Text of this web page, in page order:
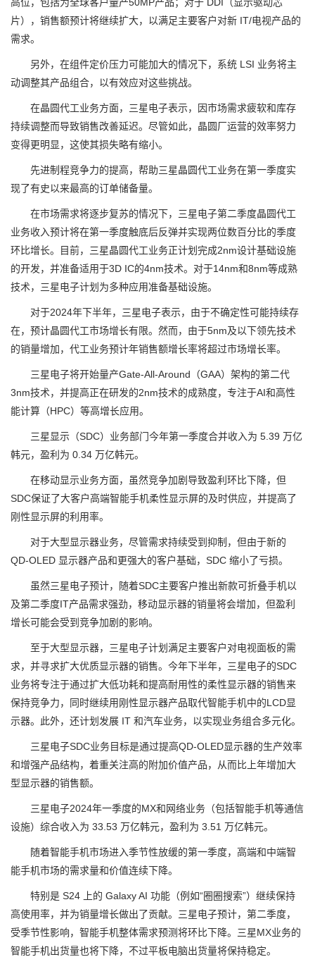
片），销售额预计将继续扩大，以满足主要客户对新 IT/电视产品的
需求。
另外，在组件定价压力可能加大的情况下，系统 LSI 业务将主
动调整其产品组合，以有效应对这些挑战。
在晶圆代工业务方面，三星电子表示，因市场需求疲软和库存
持续调整而导致销售改善延迟。尽管如此，晶圆厂运营的效率努力
变得更明显，这使其损失略有缩小。
先进制程竞争力的提高，帮助三星晶圆代工业务在第一季度实
现了有史以来最高的订单储备量。
在市场需求将逐步复苏的情况下，三星电子第二季度晶圆代工
业务收入预计将在第一季度触底后反弹并实现两位数百分比的季度
环比增长。目前，三星晶圆代工业务正计划完成2nm设计基础设施
的开发，并准备适用于3D IC的4nm技术。对于14nm和8nm等成熟
技术，三星电子计划为多种应用准备基础设施。
对于2024年下半年，三星电子表示，由于不确定性可能持续存
在，预计晶圆代工市场增长有限。然而，由于5nm及以下领先技术
的销量增加，代工业务预计年销售额增长率将超过市场增长率。
三星电子将开始量产Gate-All-Around（GAA）架构的第二代
3nm技术，并提高正在研发的2nm技术的成熟度，专注于AI和高性
能计算（HPC）等高增长应用。
三星显示（SDC）业务部门今年第一季度合并收入为 5.39 万亿
韩元，盈利为 0.34 万亿韩元。
在移动显示业务方面，虽然竞争加剧导致盈利环比下降，但
SDC保证了大客户高端智能手机柔性显示屏的及时供应，并提高了
刚性显示屏的利用率。
对于大型显示器业务，尽管需求持续受到抑制，但由于新的
QD-OLED 显示器产品和更强大的客户基础，SDC 缩小了亏损。
虽然三星电子预计，随着SDC主要客户推出新款可折叠手机以
及第二季度IT产品需求强劲，移动显示器的销量将会增加，但盈利
增长可能会受到竞争加剧的影响。
至于大型显示器，三星电子计划满足主要客户对电视面板的需
求，并寻求扩大优质显示器的销售。今年下半年，三星电子的SDC
业务将专注于通过扩大低功耗和提高耐用性的柔性显示器的销售来
保持竞争力，同时继续用刚性显示器产品取代智能手机中的LCD显
示器。此外，还计划发展 IT 和汽车业务，以实现业务组合多元化。
三星电子SDC业务目标是通过提高QD-OLED显示器的生产效率
和增强产品结构，着重关注高的附加价值产品，从而比上年增加大
型显示器的销售额。
三星电子2024年一季度的MX和网络业务（包括智能手机等通信
设施）综合收入为 33.53 万亿韩元，盈利为 3.51 万亿韩元。
随着智能手机市场进入季节性放缓的第一季度，高端和中端智
能手机市场的需求量和价值连续下降。
特别是 S24 上的 Galaxy AI 功能（例如“圈圈搜索”）继续保持
高使用率，并为销量增长做出了贡献。三星电子预计，第二季度，
受季节性影响，智能手机整体需求预测将环比下降。三星MX业务的
智能手机出货量也将下降，不过平板电脑出货量将保持稳定。